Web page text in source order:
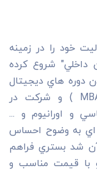
پايتخت در سال 1390 فعاليت خود را در زمينه
داخلي" شروع کرده
دوره هاي ديجيتال
مارکتينگ و کسب و کارهاي نوين (MBA ) و شرکت در
و اورانيوم و ...
اي به وضوح احساس
شد بستري فراهم
و با قيمت مناسب و